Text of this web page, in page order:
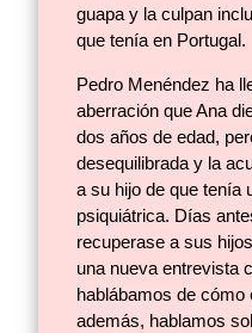
guapa y la culpan
que tenía en Portugal.
Pedro Menéndez ha
aberración que Ana
dos años de edad,
desequilibrada y la
a su hijo de que tenía
psiquiátrica. Días
recuperase a sus
una nueva entrevista
hablábamos de cómo
además, hablamos